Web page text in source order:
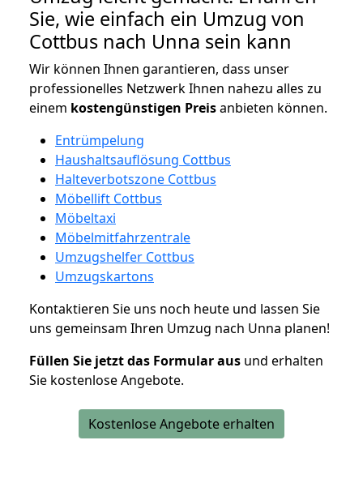
Sie, wie einfach ein Umzug von
Cottbus nach Unna sein kann
Wir können Ihnen garantieren, dass unser
professionelles Netzwerk Ihnen nahezu alles zu
einem kostengünstigen Preisanbieten können.
Entrümpelung
Haushaltsauflösung Cottbus
Halteverbotszone Cottbus
Möbellift Cottbus
Möbeltaxi
Möbelmitfahrzentrale
Umzugshelfer Cottbus
Umzugskartons
Kontaktieren Sie uns noch heute und lassen Sie
uns gemeinsam Ihren Umzug nach Unna planen!
Füllen Sie jetzt das Formular aus und erhalten
Sie kostenlose Angebote.
Kostenlose Angebote erhalten